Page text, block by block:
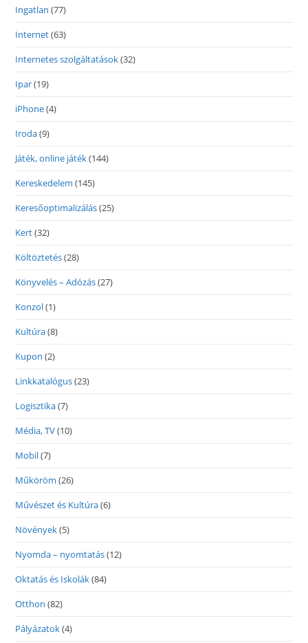
Ingatlan (77)
Internet(63)
Internetes szolgáltatások(32)
Ipar(19)
iPhone(4)
Iroda(9)
Játék, online játék(144)
Kereskedelem (145)
Keresőoptimalizálás(25)
Kert(32)
Költöztetés(28)
Könyvelés – Adózás(27)
Konzol(1)
Kultúra(8)
Kupon (2)
Linkkatalógus(23)
Logisztika(7)
Média, TV(10)
Mobil(7)
Műköröm (26)
Művészet és Kultúra(6)
Növények(5)
Nyomda – nyomtatás(12)
Oktatás és Iskolák(84)
Otthon (82)
Pályázatok(4)